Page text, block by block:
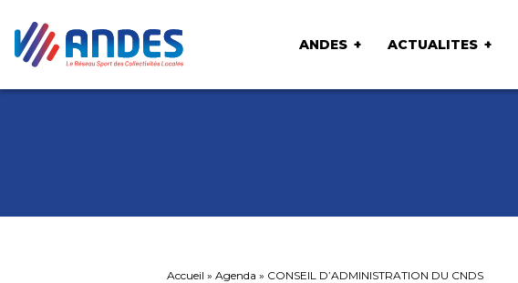
ANDES ACTUALITES
Accueil » Agenda » CONSEIL D’ADMINISTRATION DU CNDS